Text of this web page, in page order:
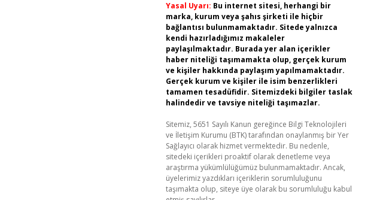
Yasal Uyarı: Bu internet sitesi, herhangi bir
marka, kurum veya şahıs şirketi ile hiçbir
bağlantısı bulunmamaktadır. Sitede yalnızca
kendi hazırladığımız makaleler
paylaşılmaktadır. Burada yer alan içerikler
haber niteliği taşımamakta olup, gerçek kurum
ve kişiler hakkında paylaşım yapılmamaktadır.
Gerçek kurum ve kişiler ile isim benzerlikleri
tamamen tesadüfidir. Sitemizdeki bilgiler taslak
halindedir ve tavsiye niteliği taşımazlar.
Sitemiz, 5651 Sayılı Kanun gereğince Bilgi Teknolojileri
ve İletişim Kurumu (BTK) tarafından onaylanmış bir Yer
Sağlayıcı olarak hizmet vermektedir. Bu nedenle,
sitedeki içerikleri proaktif olarak denetleme veya
araştırma yükümlülüğümüz bulunmamaktadır. Ancak,
üyelerimiz yazdıkları içeriklerin sorumluluğunu
taşımakta olup, siteye üye olarak bu sorumluluğu kabul